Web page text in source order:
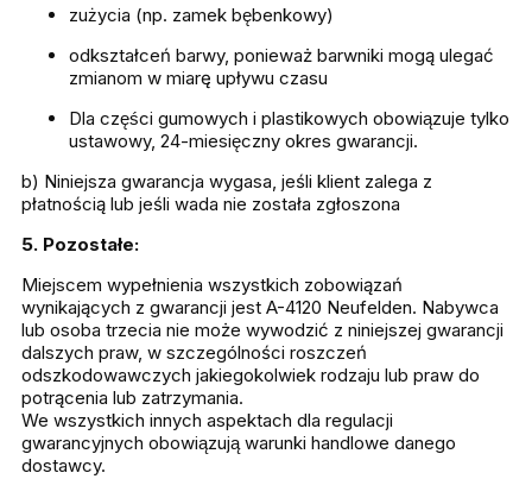
zużycia (np. zamek bębenkowy)
odkształceń barwy, ponieważ barwniki mogą ulegać
zmianom w miarę upływu czasu
Dla części gumowych i plastikowych obowiązuje tylko
ustawowy, 24-miesięczny okres gwarancji.
b) Niniejsza gwarancja wygasa, jeśli klient zalega z
płatnością lub jeśli wada nie została zgłoszona
5. Pozostałe:
Miejscem wypełnienia wszystkich zobowiązań
wynikających z gwarancji jest A-4120 Neufelden. Nabywca
lub osoba trzecia nie może wywodzić z niniejszej gwarancji
dalszych praw, w szczególności roszczeń
odszkodowawczych jakiegokolwiek rodzaju lub praw do
potrącenia lub zatrzymania.
We wszystkich innych aspektach dla regulacji
gwarancyjnych obowiązują warunki handlowe danego
dostawcy.